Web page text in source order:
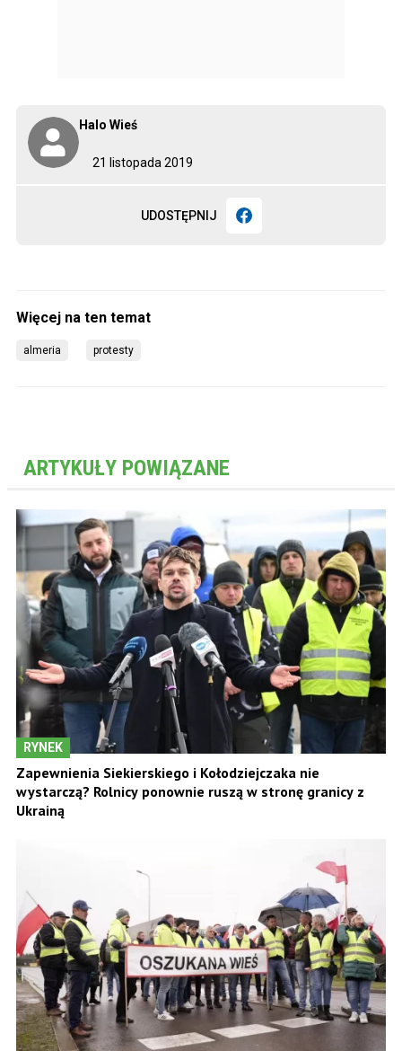
21 listopada 2019
Halo Wieś
UDOSTĘPNIJ
almeria protesty
ARTYKUŁY POWIĄZANE
RYNEK
Zapewnienia Siekierskiego i Kołodziejczaka nie
wystarczą? Rolnicy ponownie ruszą w stronę granicy z
Ukrainą